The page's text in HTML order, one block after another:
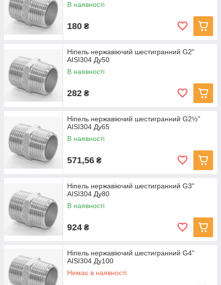
В наявності
180 ₴
Ніпель нержавіючий шестигранний G2"
AISI304 Ду50
В наявності
282 ₴
Ніпель нержавіючий шестигранний G2½"
AISI304 Ду65
В наявності
571,56 ₴
Ніпель нержавіючий шестигранний G3"
AISI304 Ду80
В наявності
924 ₴
Ніпель нержавіючий шестигранний G4"
AISI304 Ду100
Немає в наявності